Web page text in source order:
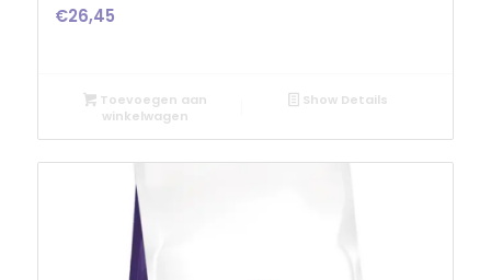
€26,45
Toevoegen aan
winkelwagen
Show Details